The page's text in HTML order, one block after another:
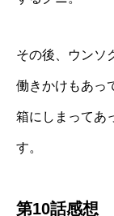
その後、ウンソ
働きかけもあっ
箱にしまってあ
す。
第10話感想